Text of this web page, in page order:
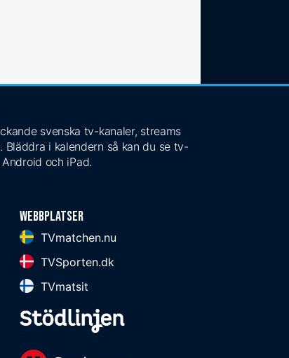
svenska tv-kanaler, streams
i kalendern så kan du se tv-
och iPad.
Webbplatser
TVmatchen.nu
TVSporten.dk
TVmatsit